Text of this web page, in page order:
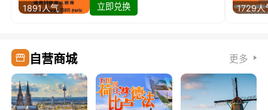
1891人气
立即兑换
1729人
自营商城 更多